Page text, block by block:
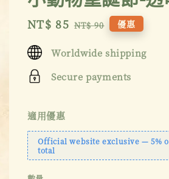
Sale
NT$ 85 Regular
NT$ 90 優惠
Worldwide shipping
Secure payments
適用優惠
Official website exclusive — 5%
total